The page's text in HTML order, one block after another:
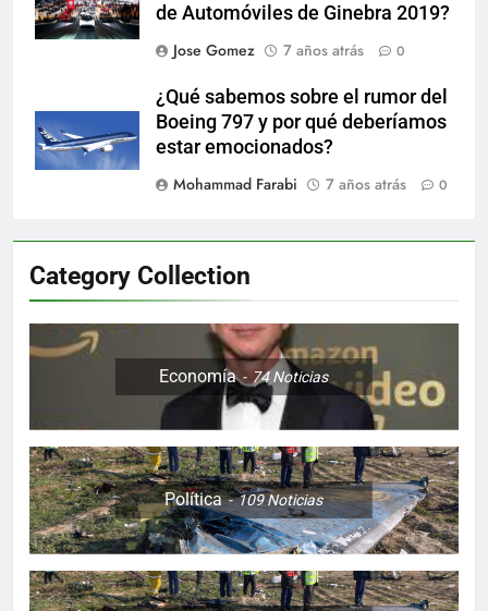
de Automóviles de Ginebra 2019?
Jose Gomez
7 años atrás 0
¿Qué sabemos sobre el rumor del
Boeing 797 y por qué deberíamos
estar emocionados?
Mohammad Farabi
7 años atrás 0
Category Collection
Economía 74Noticias
Política 109Noticias